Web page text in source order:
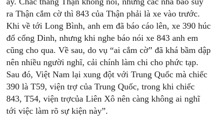
ra Thận cắm cờ thì 843 của Thận phải là xe vào trước.
Khi về tới Long Bình, anh em đã báo cáo lên, xe 390 húc
đổ cổng Dinh, nhưng khi nghe báo nói xe 843 anh em
cũng cho qua. Về sau, do vụ “ai cắm cờ” đã khá bầm dập
nên nhiều người nghĩ, cải chính làm chi cho phức tạp.
Sau đó, Việt Nam lại xung đột với Trung Quốc mà chiếc
390 là T59, viện trợ của Trung Quốc, trong khi chiếc
843, T54, viện trợcủa Liên Xô nên càng không ai nghĩ
tới việc làm rõ sự kiện này”.